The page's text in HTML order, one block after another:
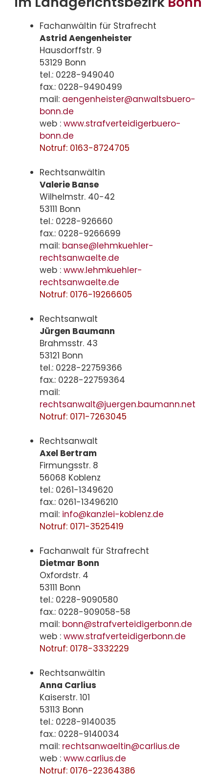
Fachanwältin für Strafrecht
Astrid Aengenheister
Hausdorffstr. 9
53129 Bonn
tel.: 0228-949040
fax.: 0228-9490499
mail: aengenheister@anwaltsbuero-
bonn.de
web : www.strafverteidigerbuero-
bonn.de
Notruf: 0163-8724705
Rechtsanwältin
Valerie Banse
Wilhelmstr. 40-42
53111 Bonn
tel.: 0228-926660
fax.: 0228-9266699
mail: banse@lehmkuehler-
rechtsanwaelte.de
web : www.lehmkuehler-
rechtsanwaelte.de
Notruf: 0176-19266605
Rechtsanwalt
Jürgen Baumann
Brahmsstr. 43
53121 Bonn
tel.: 0228-22759366
fax.: 0228-22759364
mail:
rechtsanwalt@juergen.baumann.net
Notruf: 0171-7263045
Rechtsanwalt
Axel Bertram
Firmungsstr. 8
56068 Koblenz
tel.: 0261-1349620
fax.: 0261-13496210
mail: info@kanzlei-koblenz.de
Notruf: 0171-3525419
Fachanwalt für Strafrecht
Dietmar Bonn
Oxfordstr. 4
53111 Bonn
tel.: 0228-9090580
fax.: 0228-909058-58
mail: bonn@strafverteidigerbonn.de
web : www.strafverteidigerbonn.de
Notruf: 0178-3332229
Rechtsanwältin
Anna Carlius
Kaiserstr. 101
53113 Bonn
tel.: 0228-9140035
fax.: 0228-9140034
mail: rechtsanwaeltin@carlius.de
web : www.carlius.de
Notruf: 0176-22364386